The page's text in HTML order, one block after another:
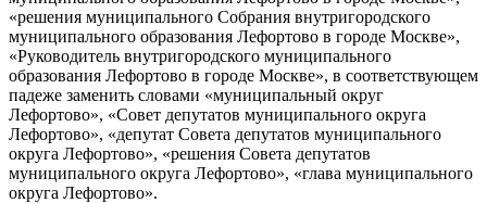
«решения муниципального Собрания внутригородского
муниципального образования Лефортово в городе Москве»,
«Руководитель внутригородского муниципального
образования Лефортово в городе Москве», в соответствующем
падеже заменить словами «муниципальный округ
Лефортово», «Совет депутатов муниципального округа
Лефортово», «депутат Совета депутатов муниципального
округа Лефортово», «решения Совета депутатов
муниципального округа Лефортово», «глава муниципального
округа Лефортово».